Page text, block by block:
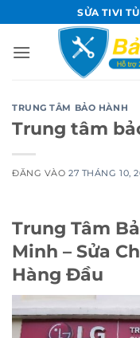
qua
nội
SỬA TIVI
TRUNG TÂM BẢO HÀNH
Trung tâm
ĐĂNG VÀO27 THÁNG 10,
Trung Tâm
Minh – Sửa
Hàng Đầu